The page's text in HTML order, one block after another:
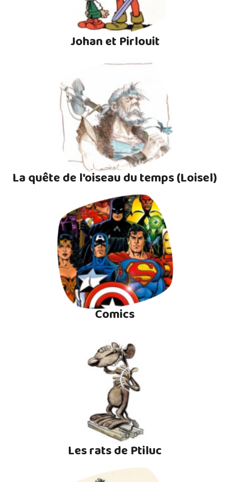
Johan et Pirlouit
La quête de l'oiseau du temps (Loisel)
Comics
Les rats de Ptiluc